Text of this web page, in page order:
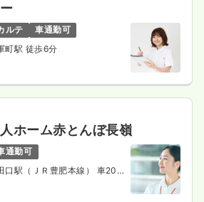
ルテ
車通勤可
町駅 徒歩6分
ホーム赤とんぼ長嶺
通勤可
口駅（ＪＲ豊肥本線） 車20